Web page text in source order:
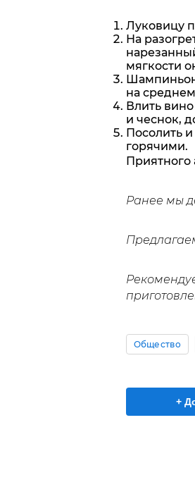
Луковицу
На
мягкости
на
Влить
и чеснок,
Посолить
горячими.
Приятного
Ранее мы
Общество
+